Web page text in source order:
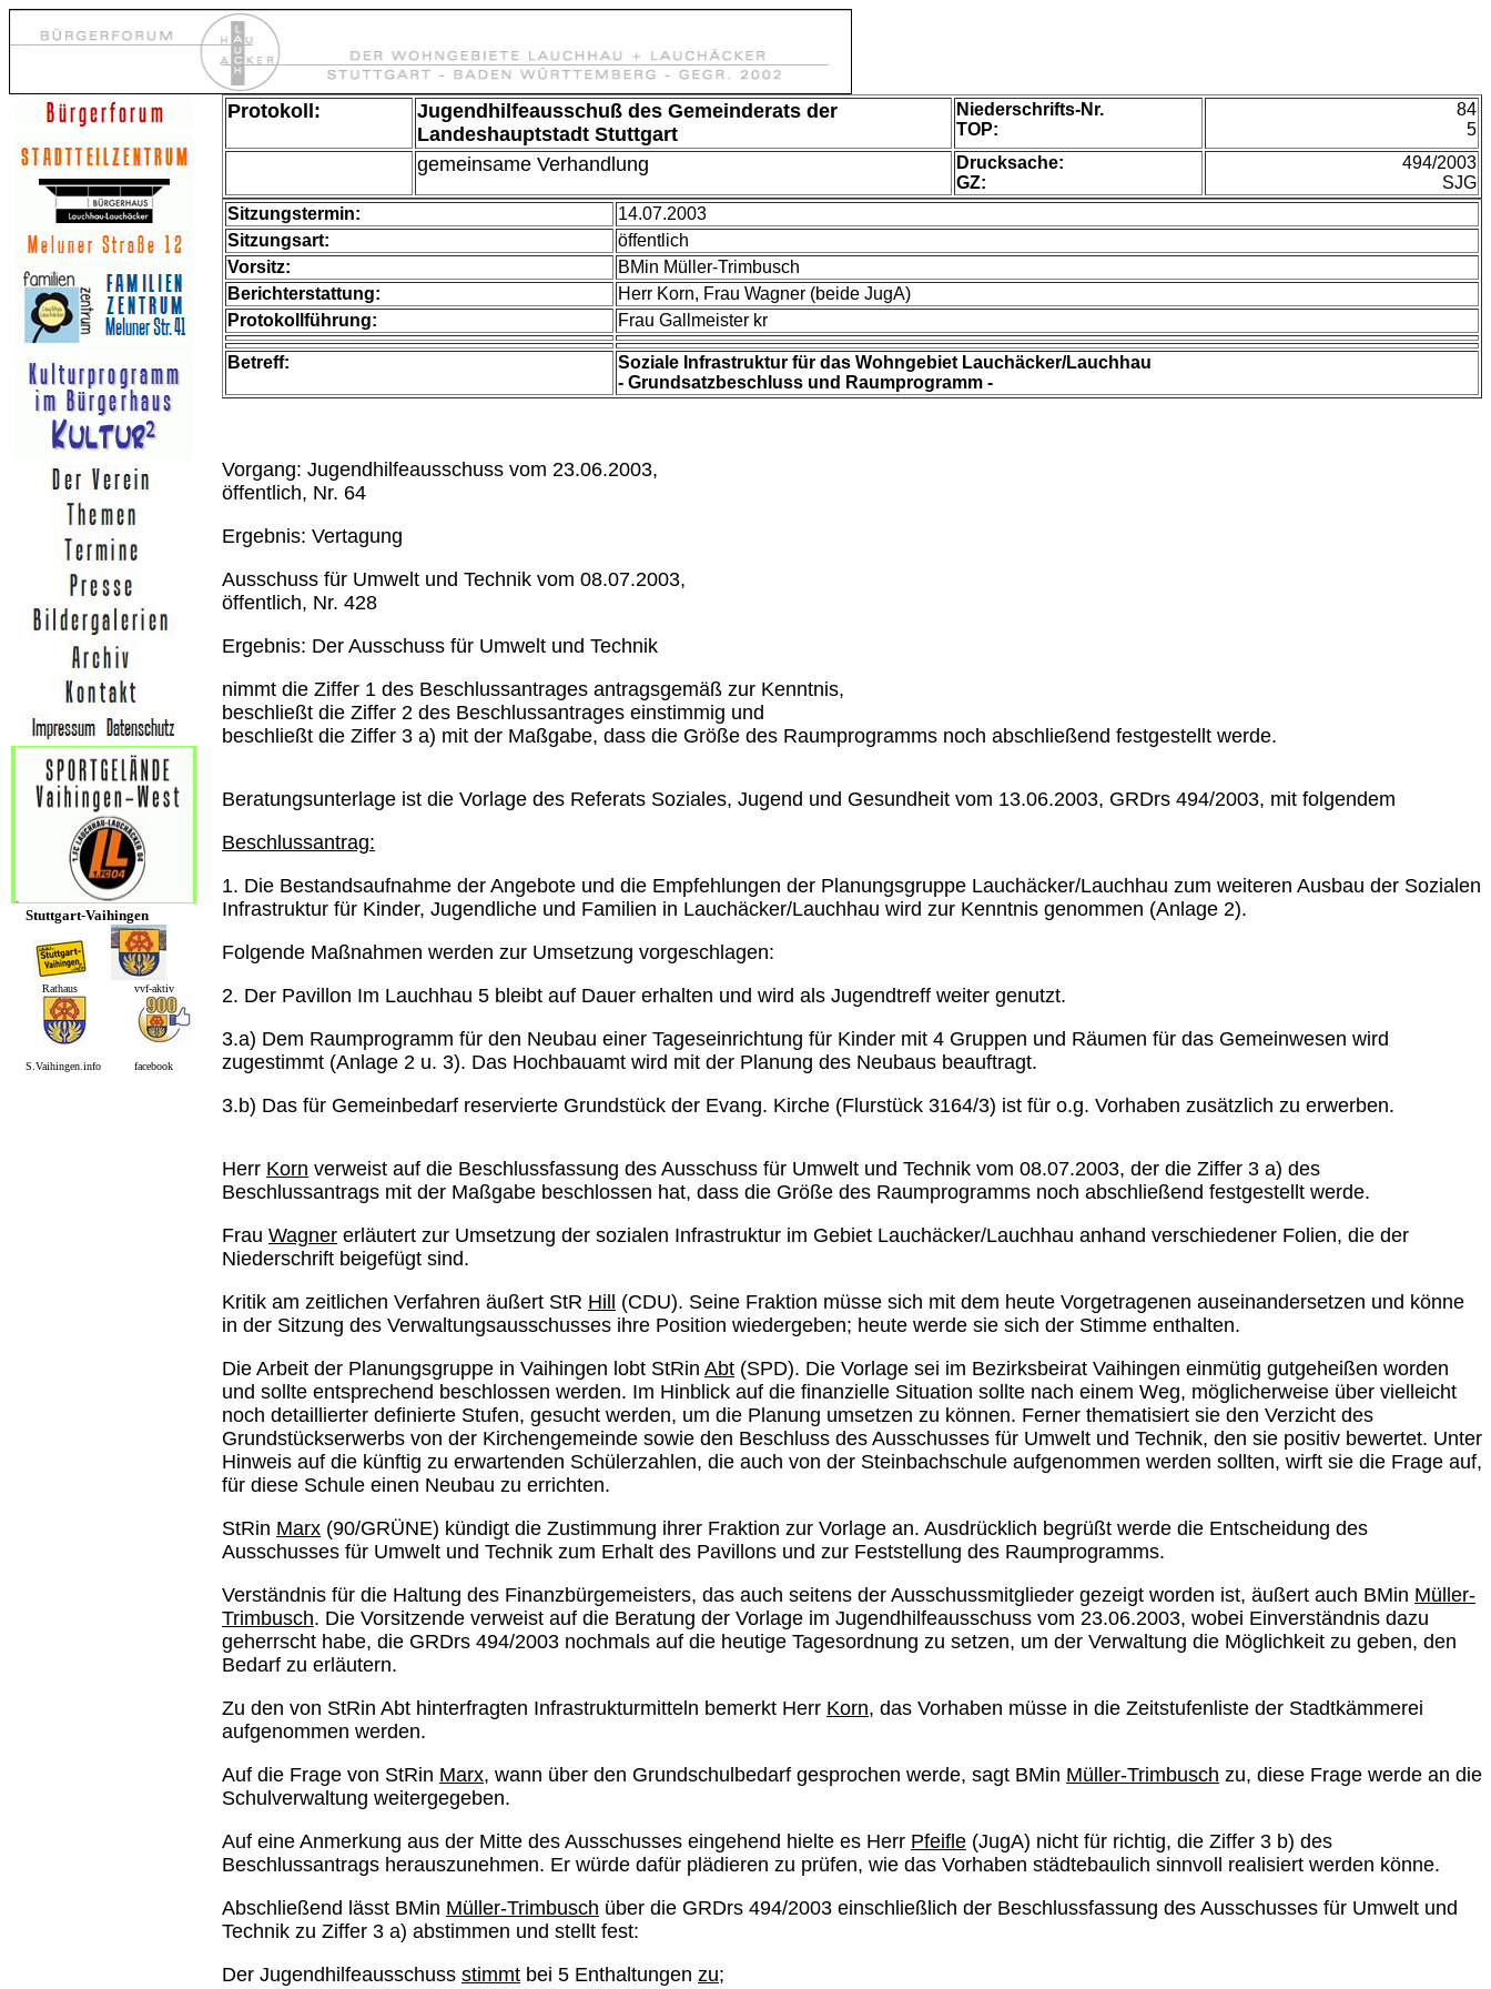
Stuttgart-Vaihingen
Rathaus vvf-aktiv
S.Vaihingen.info facebook
Protokoll: Jugendhilfeausschuß des Gemeinderats der
Landeshauptstadt Stuttgart
Niederschrifts-Nr.
TOP:
84
5
gemeinsame Verhandlung
Drucksache:
GZ:
494/2003
SJG
Sitzungstermin:
14.07.2003
Sitzungsart:
öffentlich
Vorsitz:
BMin Müller-Trimbusch
Berichterstattung:
Herr Korn, Frau Wagner (beide JugA)
Protokollführung:
Frau Gallmeister kr
Betreff:
Soziale Infrastruktur für das Wohngebiet Lauchäcker/Lauchhau
- Grundsatzbeschluss und Raumprogramm -
Vorgang: Jugendhilfeausschuss vom 23.06.2003,
öffentlich, Nr. 64
Ergebnis: Vertagung
Ausschuss für Umwelt und Technik vom 08.07.2003,
öffentlich, Nr. 428
Ergebnis: Der Ausschuss für Umwelt und Technik
nimmt die Ziffer 1 des Beschlussantrages antragsgemäß zur Kenntnis,
beschließt die Ziffer 2 des Beschlussantrages einstimmig und
beschließt die Ziffer 3 a) mit der Maßgabe, dass die Größe des Raumprogramms noch abschließend festgestellt werde.
Beratungsunterlage ist die Vorlage des Referats Soziales, Jugend und Gesundheit vom 13.06.2003, GRDrs 494/2003, mit folgendem
Beschlussantrag:
1. Die Bestandsaufnahme der Angebote und die Empfehlungen der Planungsgruppe Lauchäcker/Lauchhau zum weiteren Ausbau der Sozialen
Infrastruktur für Kinder, Jugendliche und Familien in Lauchäcker/Lauchhau wird zur Kenntnis genommen (Anlage 2).
Folgende Maßnahmen werden zur Umsetzung vorgeschlagen:
2. Der Pavillon Im Lauchhau 5 bleibt auf Dauer erhalten und wird als Jugendtreff weiter genutzt.
3.a) Dem Raumprogramm für den Neubau einer Tageseinrichtung für Kinder mit 4 Gruppen und Räumen für das Gemeinwesen wird
zugestimmt (Anlage 2 u. 3). Das Hochbauamt wird mit der Planung des Neubaus beauftragt.
3.b) Das für Gemeinbedarf reservierte Grundstück der Evang. Kirche (Flurstück 3164/3) ist für o.g. Vorhaben zusätzlich zu erwerben.
Herr Korn verweist auf die Beschlussfassung des Ausschuss für Umwelt und Technik vom 08.07.2003, der die Ziffer 3 a) des
Beschlussantrags mit der Maßgabe beschlossen hat, dass die Größe des Raumprogramms noch abschließend festgestellt werde.
Frau Wagner erläutert zur Umsetzung der sozialen Infrastruktur im Gebiet Lauchäcker/Lauchhau anhand verschiedener Folien, die der
Niederschrift beigefügt sind.
Kritik am zeitlichen Verfahren äußert StR Hill
(CDU). Seine Fraktion müsse sich mit dem heute Vorgetragenen auseinandersetzen und könne
in der Sitzung des Verwaltungsausschusses ihre Position wiedergeben; heute werde sie sich der Stimme enthalten.
Die Arbeit der Planungsgruppe in Vaihingen lobt StRin Abt (SPD). Die Vorlage sei im Bezirksbeirat Vaihingen einmütig gutgeheißen worden
und sollte entsprechend beschlossen werden. Im Hinblick auf die finanzielle Situation sollte nach einem Weg, möglicherweise über vielleicht
noch detaillierter definierte Stufen, gesucht werden, um die Planung umsetzen zu können. Ferner thematisiert sie den Verzicht des
Grundstückserwerbs von der Kirchengemeinde sowie den Beschluss des Ausschusses für Umwelt und Technik, den sie positiv bewertet. Unter
Hinweis auf die künftig zu erwartenden Schülerzahlen, die auch von der Steinbachschule aufgenommen werden sollten, wirft sie die Frage auf,
für diese Schule einen Neubau zu errichten.
StRin Marx (90/GRÜNE) kündigt die Zustimmung ihrer Fraktion zur Vorlage an. Ausdrücklich begrüßt werde die Entscheidung des
Ausschusses für Umwelt und Technik zum Erhalt des Pavillons und zur Feststellung des Raumprogramms.
Verständnis für die Haltung des Finanzbürgemeisters, das auch seitens der Ausschussmitglieder gezeigt worden ist, äußert auch BMin Müller-
Trimbusch. Die Vorsitzende verweist auf die Beratung der Vorlage im Jugendhilfeausschuss vom 23.06.2003, wobei Einverständnis dazu
geherrscht habe, die GRDrs 494/2003 nochmals auf die heutige Tagesordnung zu setzen, um der Verwaltung die Möglichkeit zu geben, den
Bedarf zu erläutern.
Zu den von StRin Abt hinterfragten Infrastrukturmitteln bemerkt Herr Korn, das Vorhaben müsse in die Zeitstufenliste der Stadtkämmerei
aufgenommen werden.
Auf die Frage von StRin Marx, wann über den Grundschulbedarf gesprochen werde, sagt BMin Müller-Trimbusch zu, diese Frage werde an die
Schulverwaltung weitergegeben.
Auf eine Anmerkung aus der Mitte des Ausschusses eingehend hielte es Herr Pfeifle (JugA) nicht für richtig, die Ziffer 3 b) des
Beschlussantrags herauszunehmen. Er würde dafür plädieren zu prüfen, wie das Vorhaben städtebaulich sinnvoll realisiert werden könne.
Abschließend lässt BMin Müller-Trimbusch über die GRDrs 494/2003 einschließlich der Beschlussfassung des Ausschusses für Umwelt und
Technik zu Ziffer 3 a) abstimmen und stellt fest:
Der Jugendhilfeausschuss stimmt bei 5 Enthaltungen zu;